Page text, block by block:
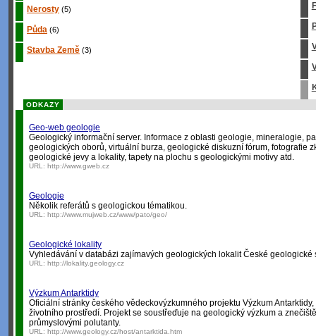
Nerosty (5)
Půda (6)
Stavba Země (3)
ODKAZY
Geo-web geologie
Geologický informační server. Informace z oblasti geologie, mineralogie,
geologických oborů, virtuální burza, geologické diskuzní fórum, fotografie
geologické jevy a lokality, tapety na plochu s geologickými motivy atd.
URL: http://www.gweb.cz
Geologie
Několik referátů s geologickou tématikou.
URL: http://www.mujweb.cz/www/pato/geo/
Geologické lokality
Vyhledávání v databázi zajímavých geologických lokalit České geologické
URL: http://lokality.geology.cz
Výzkum Antarktidy
Oficiální stránky českého vědeckovýzkumného projektu Výzkum
životního prostředí. Projekt se soustřeďuje na geologický výzkum a
průmyslovými polutanty.
URL: http://www.geology.cz/host/antarktida.htm